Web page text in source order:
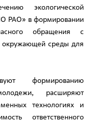
экологической
РАО» в формировании
обращения с
окружающей среды для
формированию
расширяют
технологиях и
ответственного